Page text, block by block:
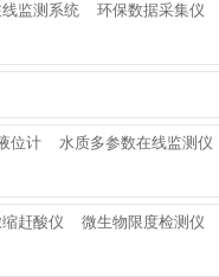
监测系统
环保数据采集仪
位计
水质多参数在线监测仪
赶酸仪
微生物限度检测仪